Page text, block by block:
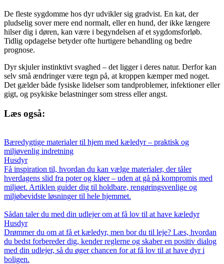
De fleste sygdomme hos dyr udvikler sig gradvist. En kat, der
pludselig sover mere end normalt, eller en hund, der ikke længere
hilser dig i døren, kan være i begyndelsen af et sygdomsforløb.
Tidlig opdagelse betyder ofte hurtigere behandling og bedre
prognose.
Dyr skjuler instinktivt svaghed – det ligger i deres natur. Derfor kan
selv små ændringer være tegn på, at kroppen kæmper med noget.
Det gælder både fysiske lidelser som tandproblemer, infektioner eller
gigt, og psykiske belastninger som stress eller angst.
Læs også:
Bæredygtige materialer til hjem med kæledyr – praktisk og
miljøvenlig indretning
Husdyr
Få inspiration til, hvordan du kan vælge materialer, der tåler
hverdagens slid fra poter og kløer – uden at gå på kompromis med
miljøet. Artiklen guider dig til holdbare, rengøringsvenlige og
miljøbevidste løsninger til hele hjemmet.
Sådan taler du med din udlejer om at få lov til at have kæledyr
Husdyr
Drømmer du om at få et kæledyr, men bor du til leje? Læs, hvordan
du bedst forbereder dig, kender reglerne og skaber en positiv dialog
med din udlejer, så du øger chancen for at få lov til at have dyr i
boligen.